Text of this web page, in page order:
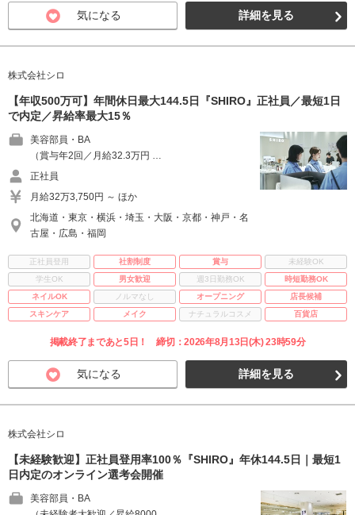
気になる 詳細を見る
株式会社シロ
【年収500万可】年間休日最大144.5日『SHIRO』正社員／最短1日
で内定／昇給率最大15％
美容部員・BA
（賞与年2回／月給32.3万円 …
正社員
月給32万3,750円 ～ ほか
北海道・東京・横浜・埼玉・大阪・京都・神戸・名
古屋・広島・福岡
正社員登用 社割制度 賞与
未経験OK
学生OK
男女歓迎 週3日勤務OK
時短勤務OK
ネイルOK
ノルマなし オープニング
店長候補
スキンケア
メイク ナチュラルコスメ 百貨店
掲載終了まであと5日！ 締切：2026年8月13日(木) 23時59分
気になる 詳細を見る
株式会社シロ
【未経験歓迎】正社員登用率100％『SHIRO』年休144.5日｜最短1
日内定のオンライン選考会開催
美容部員・BA